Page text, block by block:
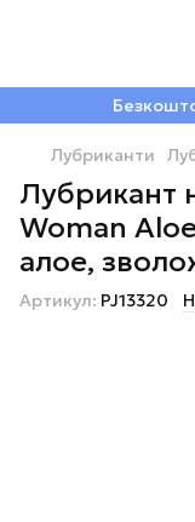
Лубриканти
Лубрикант
Woman
алое,
Артикул: PJ13320